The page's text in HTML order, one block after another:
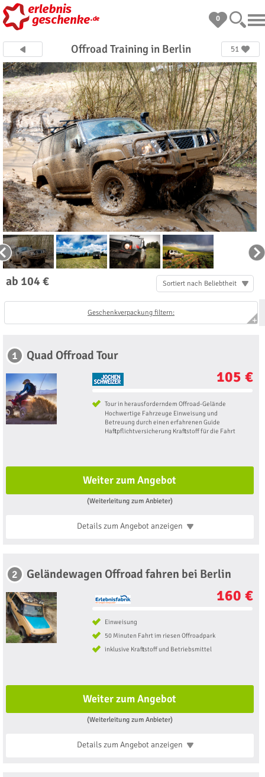
0
Offroad Training in Berlin 51
ab 104 € Sortiert nach Beliebtheit
Geschenkverpackung filtern:
1 Quad Offroad Tour
105 €
Tour in herausforderndem Offroad-Gelände
Hochwertige Fahrzeuge Einweisung und
Betreuung durch einen erfahrenen Guide
Haftpflichtversicherung Kraftstoff für die Fahrt
Weiter zum Angebot
(Weiterleitung zum Anbieter)
Details zum Angebotanzeigen
2 Geländewagen Offroad fahren bei Berlin
160 €
Einweisung
50 Minuten Fahrt im riesen Offroadpark
inklusive Kraftstoff und Betriebsmittel
Weiter zum Angebot
(Weiterleitung zum Anbieter)
Details zum Angebotanzeigen